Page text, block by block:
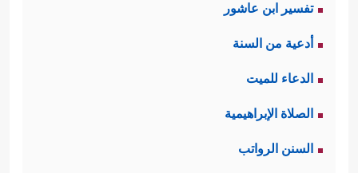
تفسير ابن عاشور
أدعية من السنة
الدعاء للميت
الصلاة الإبراهيمية
السنن الرواتب